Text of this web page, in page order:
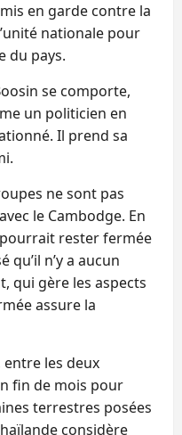
en garde contre la
nationale pour
du pays.
se comporte,
un politicien en
Il prend sa
ne sont pas
le Cambodge. En
rester fermée
qu’il n’y a aucun
qui gère les aspects
assure la
les deux
fin de mois pour
terrestres posées
considère